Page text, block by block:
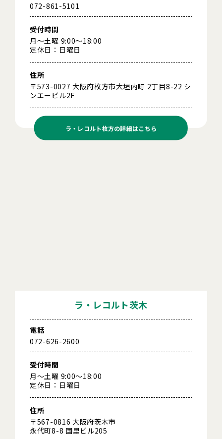
072-861-5101
受付時間
月～土曜 9:00～18:00
定休日：日曜日
住所
〒573-0027 大阪府枚方市大垣内町 2丁目8-22 シ
ンエービル2F
ラ・レコルト枚方の詳細はこちら
ラ・レコルト茨木
電話
072-626-2600
受付時間
月～土曜 9:00～18:00
定休日：日曜日
住所
〒567-0816 大阪府茨木市
永代町8-8 国里ビル205